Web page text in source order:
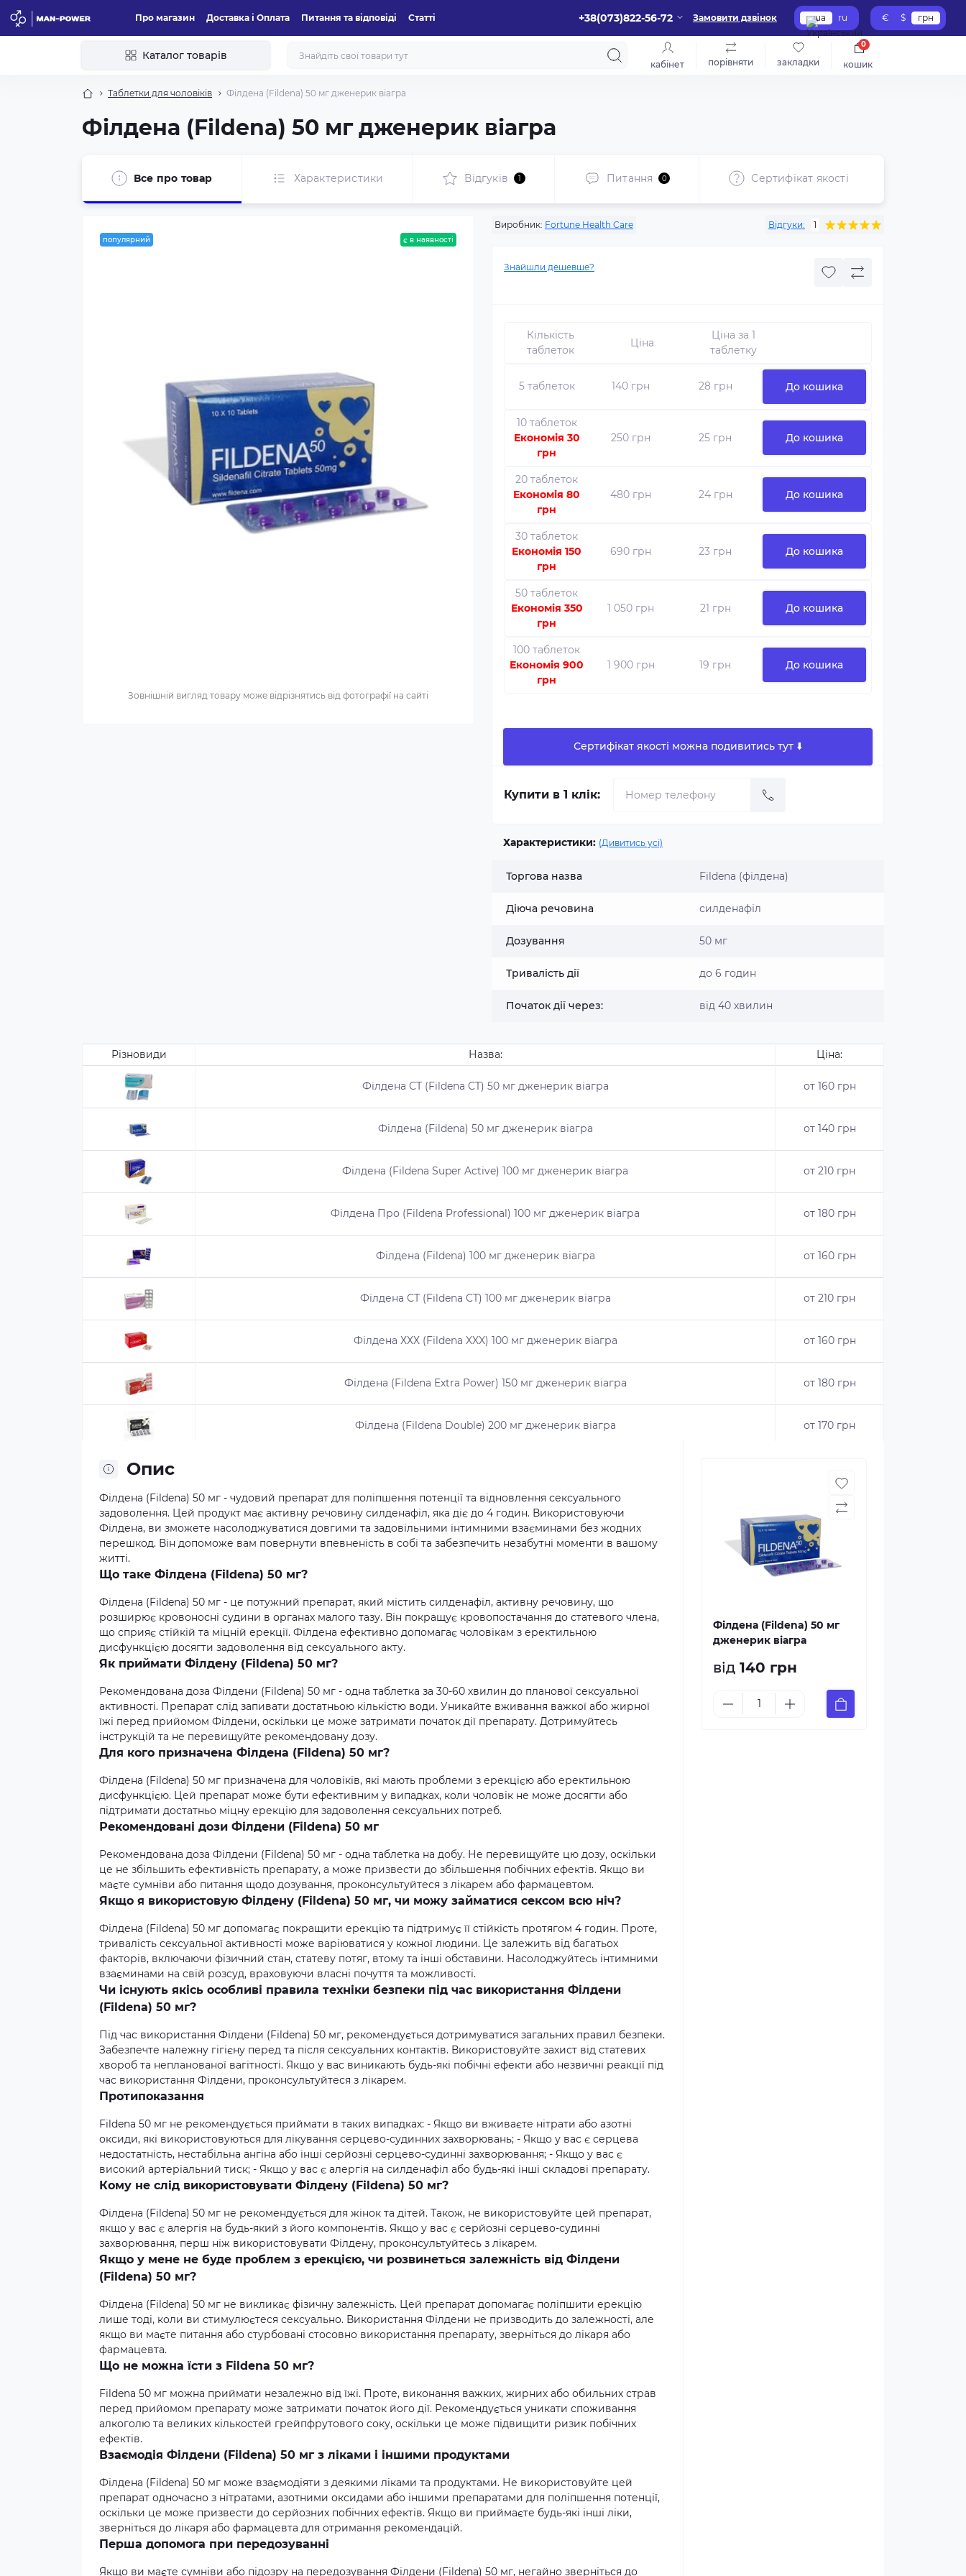
Про магазин Доставка і Оплата Питання та відповіді Статті +38(073)822-56-72 Замовити дзвінок ua ru € $ грн
Каталог товарів
кабінет порівняти закладки кошик
0
Таблетки для чоловіків Філдена (Fildena) 50 мг дженерик віагра
Філдена (Fildena) 50 мг дженерик віагра
Все про товар Характеристики Відгуків 1 Питання 0 Сертифікат якості
популярний є в наявності
Зовнішній вигляд товару може відрізнятись від фотографії на сайті
Виробник: Fortune Health Care Відгуки: 1
Знайшли дешевше?
Кількість
таблеток
Ціна
Ціна за 1
таблетку
5 таблеток 140 грн 28 грн До кошика
10 таблеток
Економія 30
грн
250 грн 25 грн До кошика
20 таблеток
Економія 80
грн
480 грн 24 грн До кошика
30 таблеток
Економія 150
грн
690 грн 23 грн До кошика
50 таблеток
Економія 350
грн
1 050 грн 21 грн До кошика
100 таблеток
Економія 900
грн
1 900 грн 19 грн До кошика
Сертифікат якості можна подивитись тут ⬇️
Купити в 1 клік:
Характеристики: (Дивитись усі)
Торгова назва Fildena (філдена)
Діюча речовина силденафіл
Дозування 50 мг
Тривалість дії до 6 годин
Початок дії через: від 40 хвилин
Різновиди Назва: Ціна:
Філдена СТ (Fildena CT) 50 мг дженерик віагра от 160 грн
Філдена (Fildena) 50 мг дженерик віагра от 140 грн
Філдена (Fildena Super Active) 100 мг дженерик віагра от 210 грн
Філдена Про (Fildena Professional) 100 мг дженерик віагра от 180 грн
Філдена (Fildena) 100 мг дженерик віагра от 160 грн
Філдена СТ (Fildena CT) 100 мг дженерик віагра от 210 грн
Філдена ХХХ (Fildena XXX) 100 мг дженерик віагра от 160 грн
Філдена (Fildena Extra Power) 150 мг дженерик віагра от 180 грн
Філдена (Fildena Double) 200 мг дженерик віагра от 170 грн
Опис
Філдена (Fildena) 50 мг - чудовий препарат для поліпшення потенції та відновлення сексуального
задоволення. Цей продукт має активну речовину силденафіл, яка діє до 4 годин. Використовуючи
Філдена, ви зможете насолоджуватися довгими та задовільними інтимними взаєминами без жодних
перешкод. Він допоможе вам повернути впевненість в собі та забезпечить незабутні моменти в вашому
житті.
Що таке Філдена (Fildena) 50 мг?
Філдена (Fildena) 50 мг - це потужний препарат, який містить силденафіл, активну речовину, що
розширює кровоносні судини в органах малого тазу. Він покращує кровопостачання до статевого члена,
що сприяє стійкій та міцній ерекції. Філдена ефективно допомагає чоловікам з еректильною
дисфункцією досягти задоволення від сексуального акту.
Як приймати Філдену (Fildena) 50 мг?
Рекомендована доза Філдени (Fildena) 50 мг - одна таблетка за 30-60 хвилин до планової сексуальної
активності. Препарат слід запивати достатньою кількістю води. Уникайте вживання важкої або жирної
їжі перед прийомом Філдени, оскільки це може затримати початок дії препарату. Дотримуйтесь
інструкцій та не перевищуйте рекомендовану дозу.
Для кого призначена Філдена (Fildena) 50 мг?
Філдена (Fildena) 50 мг призначена для чоловіків, які мають проблеми з ерекцією або еректильною
дисфункцією. Цей препарат може бути ефективним у випадках, коли чоловік не може досягти або
підтримати достатньо міцну ерекцію для задоволення сексуальних потреб.
Рекомендовані дози Філдени (Fildena) 50 мг
Рекомендована доза Філдени (Fildena) 50 мг - одна таблетка на добу. Не перевищуйте цю дозу, оскільки
це не збільшить ефективність препарату, а може призвести до збільшення побічних ефектів. Якщо ви
маєте сумніви або питання щодо дозування, проконсультуйтеся з лікарем або фармацевтом.
Якщо я використовую Філдену (Fildena) 50 мг, чи можу займатися сексом всю ніч?
Філдена (Fildena) 50 мг допомагає покращити ерекцію та підтримує її стійкість протягом 4 годин. Проте,
тривалість сексуальної активності може варіюватися у кожної людини. Це залежить від багатьох
факторів, включаючи фізичний стан, статеву потяг, втому та інші обставини. Насолоджуйтесь інтимними
взаєминами на свій розсуд, враховуючи власні почуття та можливості.
Чи існують якісь особливі правила техніки безпеки під час використання Філдени
(Fildena) 50 мг?
Під час використання Філдени (Fildena) 50 мг, рекомендується дотримуватися загальних правил безпеки.
Забезпечте належну гігієну перед та після сексуальних контактів. Використовуйте захист від статевих
хвороб та непланованої вагітності. Якщо у вас виникають будь-які побічні ефекти або незвичні реакції під
час використання Філдени, проконсультуйтеся з лікарем.
Протипоказання
Fildena 50 мг не рекомендується приймати в таких випадках: - Якщо ви вживаєте нітрати або азотні
оксиди, які використовуються для лікування серцево-судинних захворювань; - Якщо у вас є серцева
недостатність, нестабільна ангіна або інші серйозні серцево-судинні захворювання; - Якщо у вас є
високий артеріальний тиск; - Якщо у вас є алергія на силденафіл або будь-які інші складові препарату.
Кому не слід використовувати Філдену (Fildena) 50 мг?
Філдена (Fildena) 50 мг не рекомендується для жінок та дітей. Також, не використовуйте цей препарат,
якщо у вас є алергія на будь-який з його компонентів. Якщо у вас є серйозні серцево-судинні
захворювання, перш ніж використовувати Філдену, проконсультуйтесь з лікарем.
Якщо у мене не буде проблем з ерекцією, чи розвинеться залежність від Філдени
(Fildena) 50 мг?
Філдена (Fildena) 50 мг не викликає фізичну залежність. Цей препарат допомагає поліпшити ерекцію
лише тоді, коли ви стимулюєтеся сексуально. Використання Філдени не призводить до залежності, але
якщо ви маєте питання або стурбовані стосовно використання препарату, зверніться до лікаря або
фармацевта.
Що не можна їсти з Fildena 50 мг?
Fildena 50 мг можна приймати незалежно від їжі. Проте, виконання важких, жирних або обильних страв
перед прийомом препарату може затримати початок його дії. Рекомендується уникати споживання
алкоголю та великих кількостей грейпфрутового соку, оскільки це може підвищити ризик побічних
ефектів.
Взаємодія Філдени (Fildena) 50 мг з ліками і іншими продуктами
Філдена (Fildena) 50 мг може взаємодіяти з деякими ліками та продуктами. Не використовуйте цей
препарат одночасно з нітратами, азотними оксидами або іншими препаратами для поліпшення потенції,
оскільки це може призвести до серйозних побічних ефектів. Якщо ви приймаєте будь-які інші ліки,
зверніться до лікаря або фармацевта для отримання рекомендацій.
Перша допомога при передозуванні
Якщо ви маєте сумніви або підозру на передозування Філдени (Fildena) 50 мг, негайно зверніться до
Філдена (Fildena) 50 мг
дженерик віагра
від 140 грн